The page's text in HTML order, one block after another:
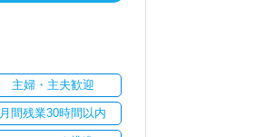
主婦・主夫歓迎
月間残業30時間以内